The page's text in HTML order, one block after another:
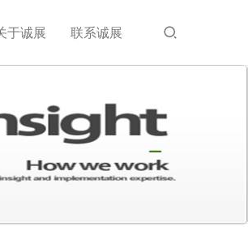
于诚展 联系诚展